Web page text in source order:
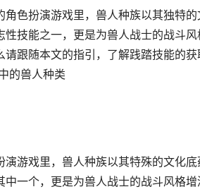
色扮演游戏里，兽人种族以其独特
技能之一，更是为兽人战士的战斗
请跟随本文的指引，了解践踏技能的
的兽人种类
游戏里，兽人种族以其特殊的文化
一个，更是为兽人战士的战斗风格